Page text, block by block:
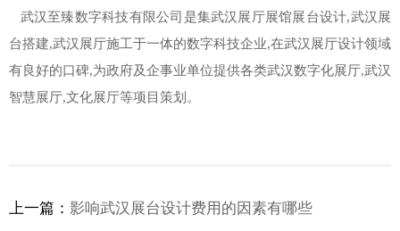
武汉至臻数字科技有限公司是集武汉展厅展馆展台设计,武汉展
台搭建,武汉展厅施工于一体的数字科技企业,在武汉展厅设计领域
有良好的口碑,为政府及企事业单位提供各类武汉数字化展厅,武汉
智慧展厅,文化展厅等项目策划。
上一篇： 影响武汉展台设计费用的因素有哪些